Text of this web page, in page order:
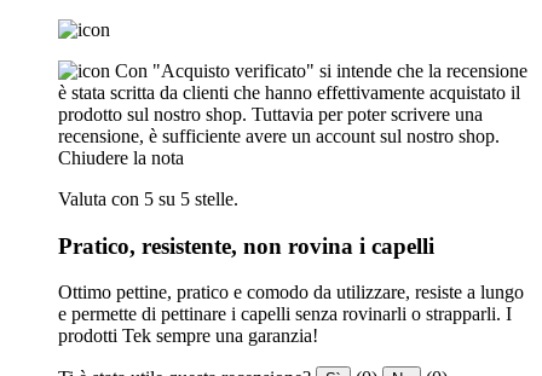
Con "Acquisto verificato" si intende che la recensione
è stata scritta da clienti che hanno effettivamente acquistato il
prodotto sul nostro shop. Tuttavia per poter scrivere una
recensione, è sufficiente avere un account sul nostro shop.
Chiudere la nota
Valuta con 5 su 5 stelle.
Pratico, resistente, non rovina i capelli
Ottimo pettine, pratico e comodo da utilizzare, resiste a lungo
e permette di pettinare i capelli senza rovinarli o strapparli. I
prodotti Tek sempre una garanzia!